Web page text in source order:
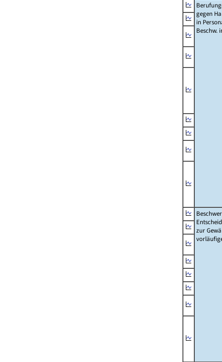
gegen
in
Beschw.
zur